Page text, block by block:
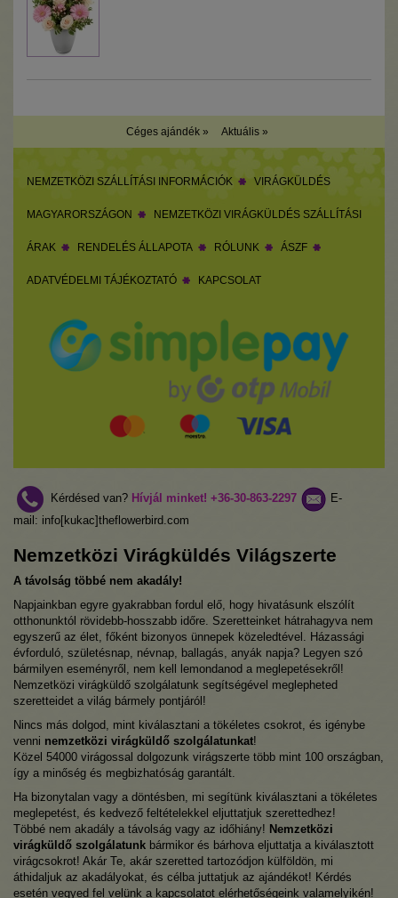
Céges ajándék » Aktuális »
NEMZETKÖZI SZÁLLÍTÁSI INFORMÁCIÓK VIRÁGKÜLDÉS
MAGYARORSZÁGON NEMZETKÖZI VIRÁGKÜLDÉS SZÁLLÍTÁSI
ÁRAK RENDELÉS ÁLLAPOTA RÓLUNK ÁSZF
ADATVÉDELMI TÁJÉKOZTATÓ KAPCSOLAT
Kérdésed van? Hívjál minket! +36-30-863-2297
E-
mail: info[kukac]theflowerbird.com
Nemzetközi Virágküldés Világszerte
A távolság többé nem akadály!
Napjainkban egyre gyakrabban fordul elő, hogy hivatásunk elszólít
otthonunktól rövidebb-hosszabb időre. Szeretteinket hátrahagyva nem
egyszerű az élet, főként bizonyos ünnepek közeledtével. Házassági
évforduló, születésnap, névnap, ballagás, anyák napja? Legyen szó
bármilyen eseményről, nem kell lemondanod a meglepetésekről!
Nemzetközi virágküldő szolgálatunk segítségével meglepheted
szeretteidet a világ bármely pontjáról!
Nincs más dolgod, mint kiválasztani a tökéletes csokrot, és igénybe
venni nemzetközi virágküldő szolgálatunkat!
Közel 54000 virágossal dolgozunk virágszerte több mint 100 országban,
így a minőség és megbizhatóság garantált.
Ha bizonytalan vagy a döntésben, mi segítünk kiválasztani a tökéletes
meglepetést, és kedvező feltételekkel eljuttatjuk szerettedhez!
Többé nem akadály a távolság vagy az időhiány! Nemzetközi
virágküldő szolgálatunk bármikor és bárhova eljuttatja a kiválasztott
virágcsokrot! Akár Te, akár szeretted tartozódjon külföldön, mi
áthidaljuk az akadályokat, és célba juttatjuk az ajándékot! Kérdés
esetén vegyed fel velünk a kapcsolatot elérhetőségeink valamelyikén!